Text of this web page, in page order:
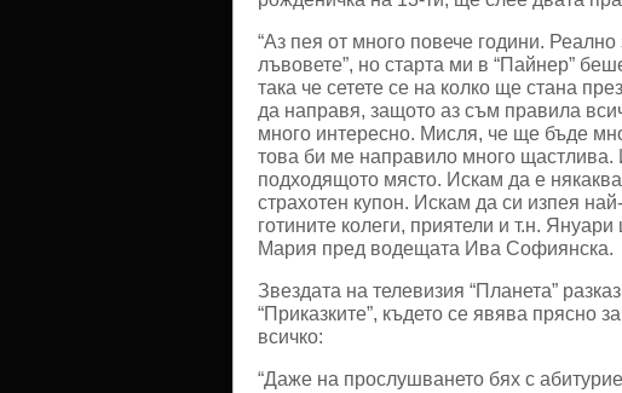
“Аз пея от много повече години.
лъвовете”, но старта ми в “Пайнер”
така че сетете се на колко ще стана
да направя, защото аз съм правила
много интересно. Мисля, че ще бъде
това би ме направило много
подходящото място. Искам да е
страхотен купон. Искам да си изпея
готините колеги, приятели и т.н.
Мария пред водещата Ива Софиянска.
Звездата на телевизия “Планета”
“Приказките”, където се явява прясно
всичко:
“Даже на прослушването бях с